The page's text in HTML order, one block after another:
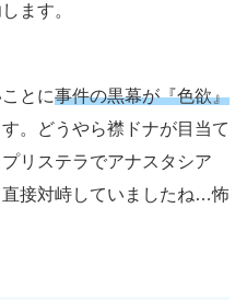
ます。
とに事件の黒幕が『色欲』
。どうやら襟ドナが目当て
リステラでアナスタシア
直接対峙していましたね…怖